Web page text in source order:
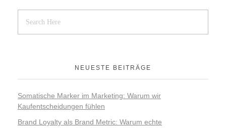
NEUESTE BEITRÄGE
Somatische Marker im Marketing: Warum wir
Kaufentscheidungen fühlen
Brand Loyalty als Brand Metric: Warum echte